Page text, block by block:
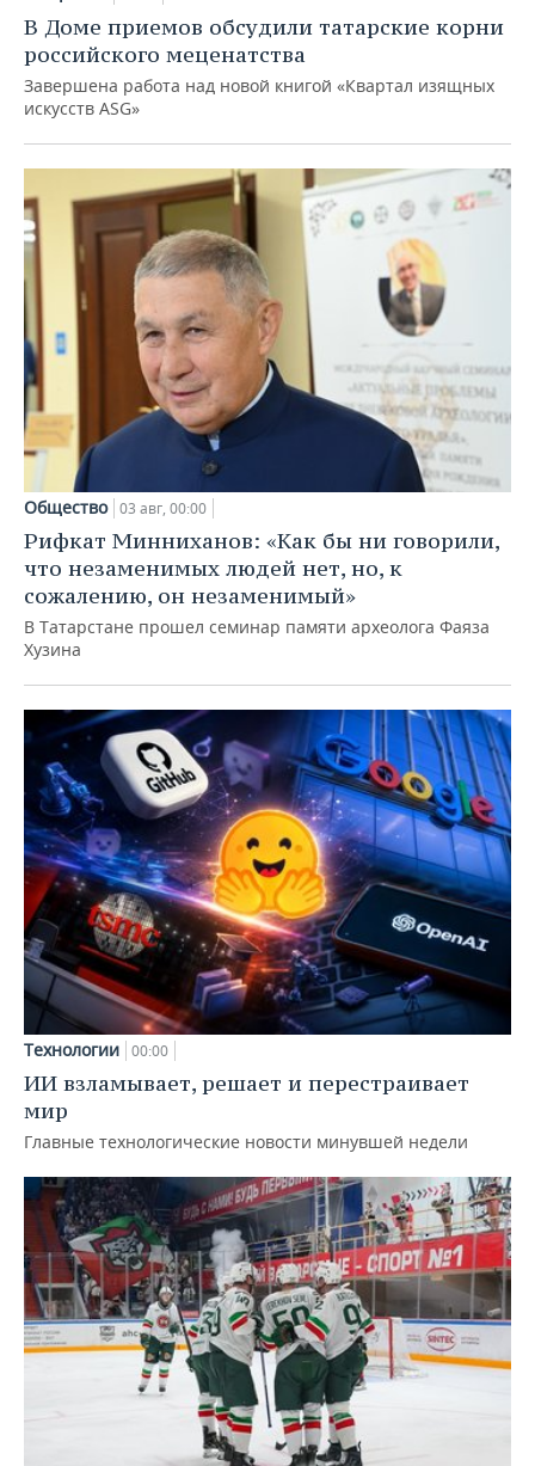
В Доме приемов обсудили татарские корни
российского меценатства
Завершена работа над новой книгой «Квартал изящных
искусств ASG»
Общество 03 авг, 00:00
Рифкат Минниханов: «Как бы ни говорили,
что незаменимых людей нет, но, к
сожалению, он незаменимый»
В Татарстане прошел семинар памяти археолога Фаяза
Хузина
Технологии 00:00
ИИ взламывает, решает и перестраивает
мир
Главные технологические новости минувшей недели